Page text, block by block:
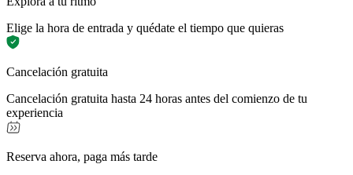
Elige la hora de entrada y quédate el tiempo que quieras
Cancelación gratuita
Cancelación gratuita hasta 24 horas antes del comienzo de tu
experiencia
Reserva ahora, paga más tarde